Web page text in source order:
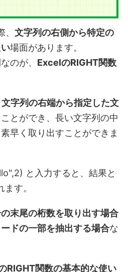
文字列の右側から特定の
場面があります。
のが、 ExcelのRIGHT関数
文字列の右端から指定した文
とができ、長い文字列の中
早く取り出すことができま
と入力すると、結果と
す。
末尾の桁数を取り出す場合
ドの一部を抽出する場合な
RIGHT関数の基本的な使い